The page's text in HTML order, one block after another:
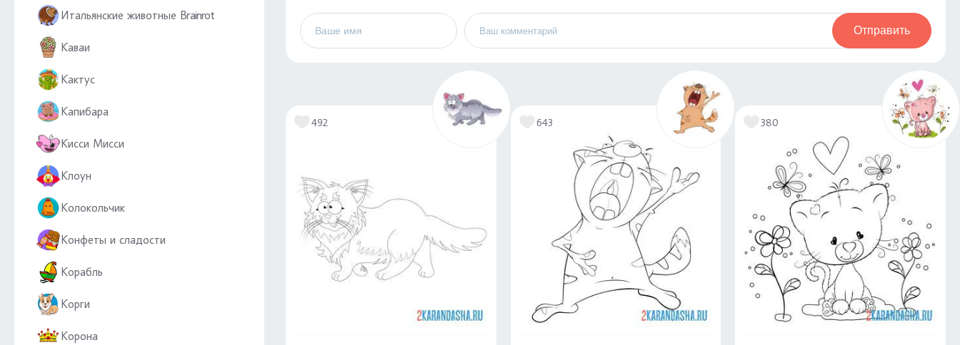
Итальянские животные Brainrot
Каваи
Кактус
Капибара
Кисси Мисси
Клоун
Колокольчик
Конфеты и сладости
Корабль
Корги
Корона
Отправить
492 643 380